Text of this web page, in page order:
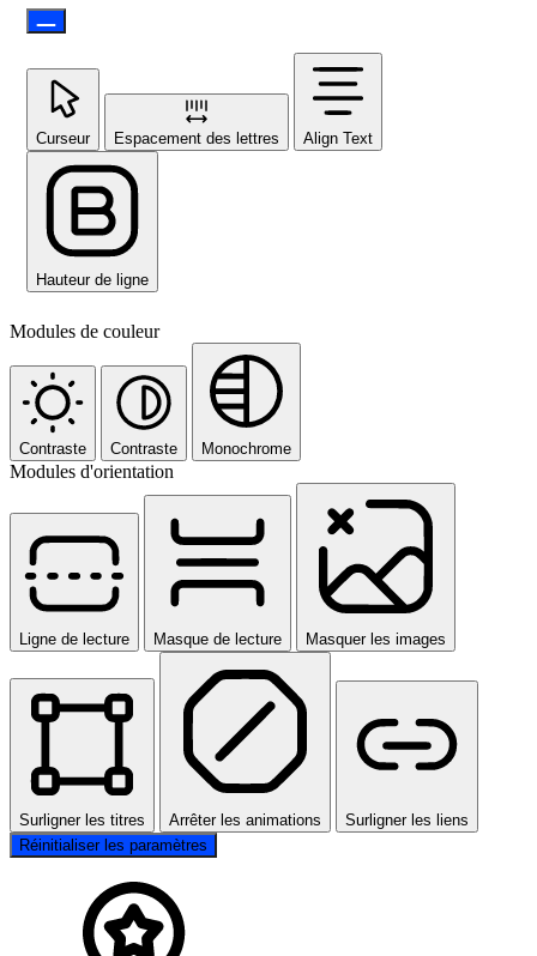
Curseur Espacement des lettres Align Text
Hauteur de ligne
Modules de couleur
Contraste Contraste Monochrome
Modules d'orientation
Ligne de lecture Masque de lecture Masquer les images
Surligner les titres Arrêter les animations
Surligner les liens
Réinitialiser les paramètres